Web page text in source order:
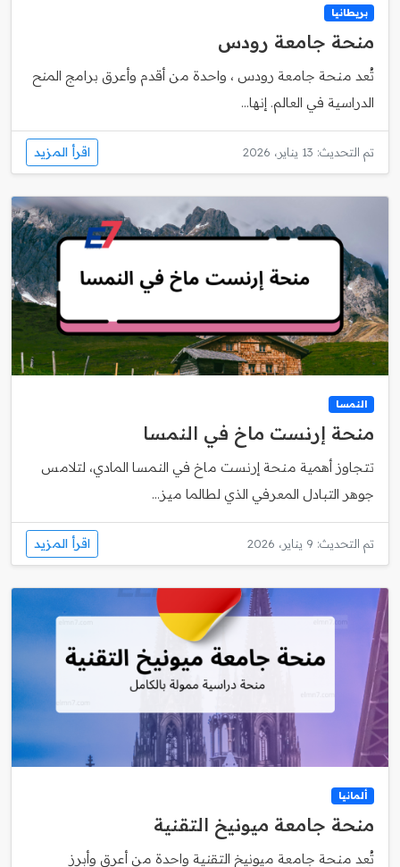
بريطانيا
منحة جامعة رودس
تُعد منحة جامعة رودس ، واحدة من أقدم وأعرق برامج المنح
الدراسية في العالم. إنها...
تم التحديث: 13 يناير، 2026 اقرأ المزيد
النمسا
منحة إرنست ماخ في النمسا
تتجاوز أهمية منحة إرنست ماخ في النمسا المادي، لتلامس
جوهر التبادل المعرفي الذي لطالما ميز...
تم التحديث: 9 يناير، 2026 اقرأ المزيد
ألمانيا
منحة جامعة ميونيخ التقنية
تُعد منحة جامعة ميونيخ التقنية واحدة من أعرق وأبرز